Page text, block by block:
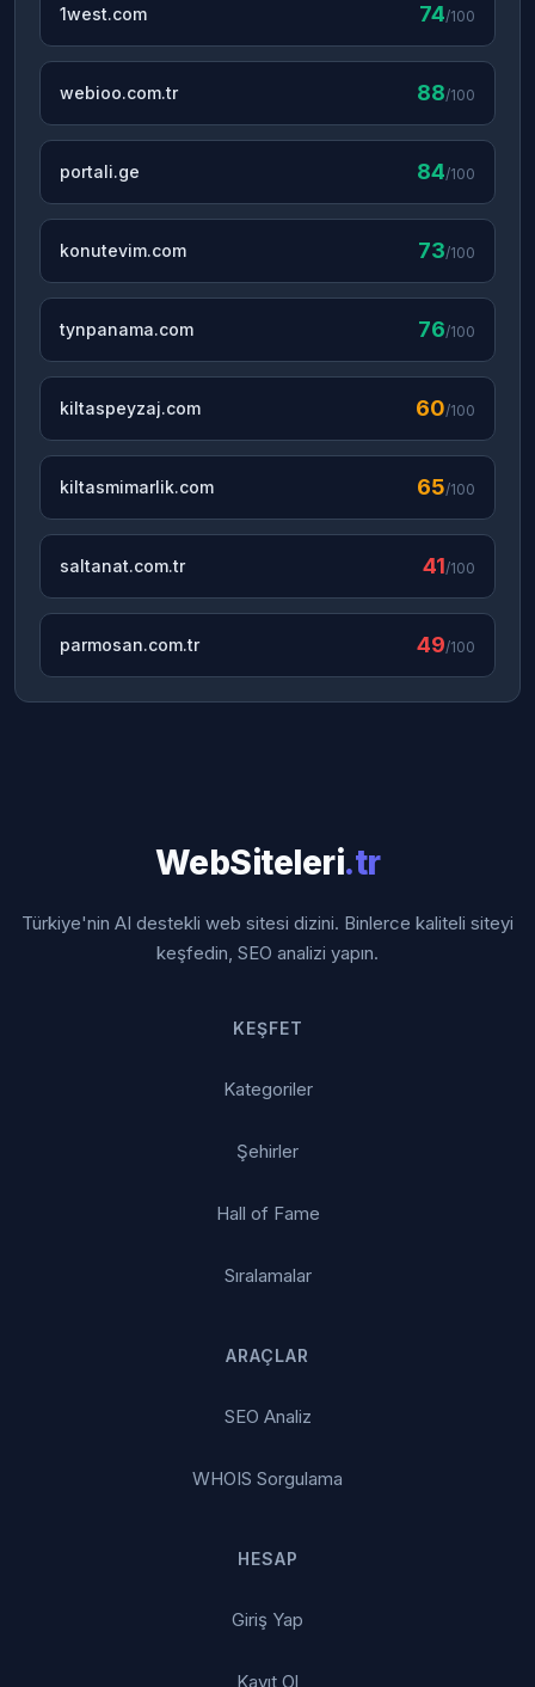
1west.com 74/100
webioo.com.tr 88/100
portali.ge 84/100
konutevim.com 73/100
tynpanama.com 76/100
kiltaspeyzaj.com 60/100
kiltasmimarlik.com 65/100
saltanat.com.tr 41/100
parmosan.com.tr 49/100
WebSiteleri.tr
Türkiye'nin AI destekli web sitesi dizini. Binlerce kaliteli siteyi
keşfedin, SEO analizi yapın.
KEŞFET
Kategoriler
Şehirler
Hall of Fame
Sıralamalar
ARAÇLAR
SEO Analiz
WHOIS Sorgulama
HESAP
Giriş Yap
Kayıt Ol